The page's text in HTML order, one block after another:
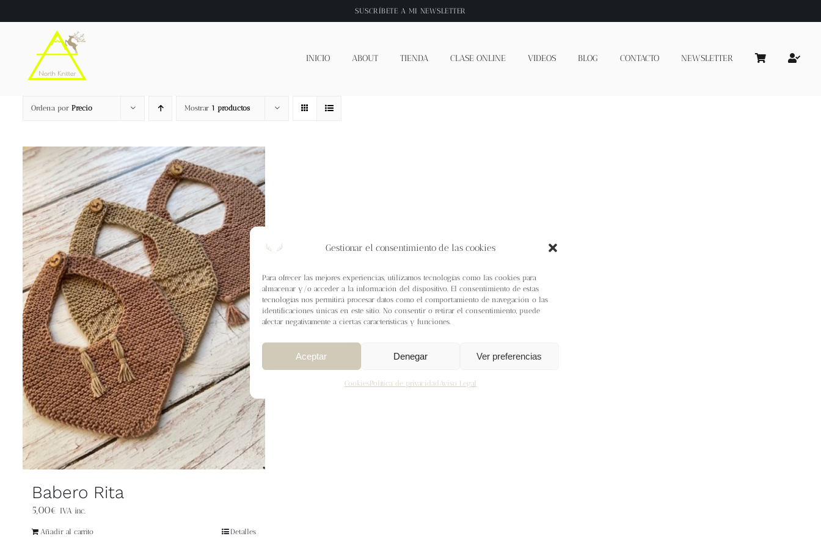
Gestionar el consentimiento de las cookies
Para ofrecer las mejores experiencias, utilizamos tecnologías como las cookies para
almacenar y/o acceder a la información del dispositivo. El consentimiento de estas
tecnologías nos permitirá procesar datos como el comportamiento de navegación o las
identificaciones únicas en este sitio. No consentir o retirar el consentimiento, puede
afectar negativamente a ciertas características y funciones.
Aceptar Denegar Ver preferencias
CookiesPolítica de privacidad Aviso Legal
al
SUSCRÍBETE A MI NEWSLETTER
INICIO ABOUT TIENDA CLASE ONLINE VIDEOS BLOG CONTACTO NEWSLETTER
Ordena por Precio Mostrar 1 productos
Babero Rita
5,00€ IVA inc.
Añadir al carrito Detalles